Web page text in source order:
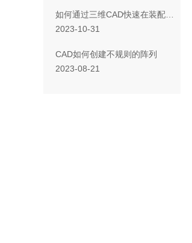
如何通过三维CAD快速在装配中复制组件对象
2023-10-31
CAD如何创建不规则的阵列
2023-08-21